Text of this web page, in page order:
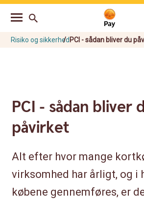
Go
navigation
Skip
Risiko og sikkerhed PCI - sådan bliver du
PCI - sådan bliver
påvirket
Alt efter hvor mange
virksomhed har årligt, og i
købene gennemføres, er